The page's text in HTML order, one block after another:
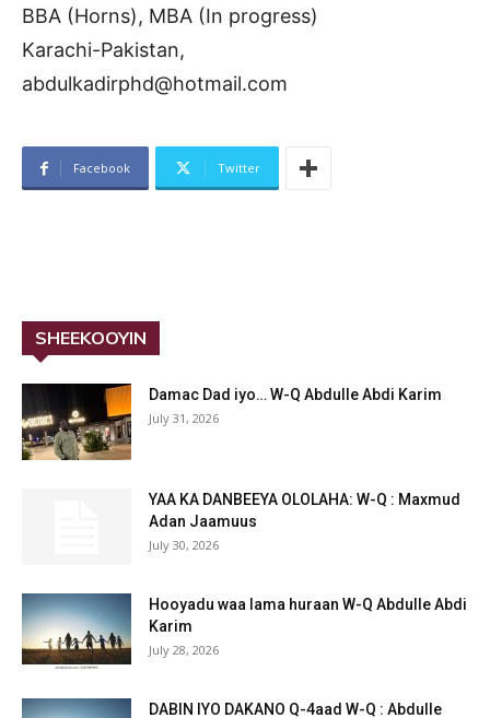
BBA (Horns), MBA (In progress)
Karachi-Pakistan,
abdulkadirphd@hotmail.com
Facebook Twitter
SHEEKOOYIN
Damac Dad iyo… W-Q Abdulle Abdi Karim
July 31, 2026
YAA KA DANBEEYA OLOLAHA: W-Q : Maxmud
Adan Jaamuus
July 30, 2026
Hooyadu waa lama huraan W-Q Abdulle Abdi
Karim
July 28, 2026
DABIN IYO DAKANO Q-4aad W-Q : Abdulle